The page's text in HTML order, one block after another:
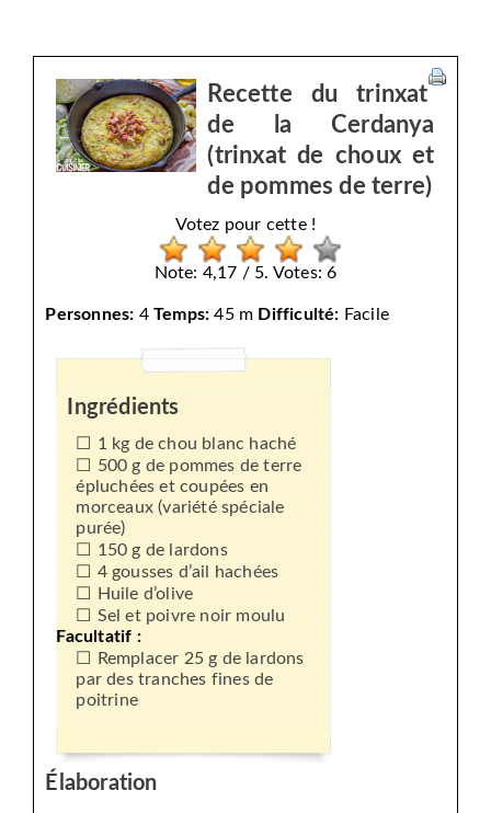
Recette du trinxat
de la Cerdanya
(trinxat de choux et
de pommes de terre)
Votez pour cette !
Note: 4,17 / 5. Votes: 6
Personnes: 4 Temps: 45 m Difficulté: Facile
Ingrédients
1 kg de chou blanc haché
500 g de pommes de terre
épluchées et coupées en
morceaux (variété spéciale
purée)
150 g de lardons
4 gousses d’ail hachées
Huile d’olive
Sel et poivre noir moulu
Facultatif :
Remplacer 25 g de lardons
par des tranches fines de
poitrine
Élaboration